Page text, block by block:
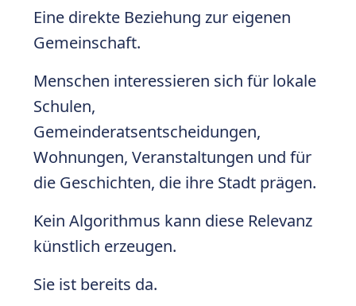
Eine direkte Beziehung zur eigenen
Gemeinschaft.
Menschen interessieren sich für lokale
Schulen,
Gemeinderatsentscheidungen,
Wohnungen, Veranstaltungen und für
die Geschichten, die ihre Stadt prägen.
Kein Algorithmus kann diese Relevanz
künstlich erzeugen.
Sie ist bereits da.